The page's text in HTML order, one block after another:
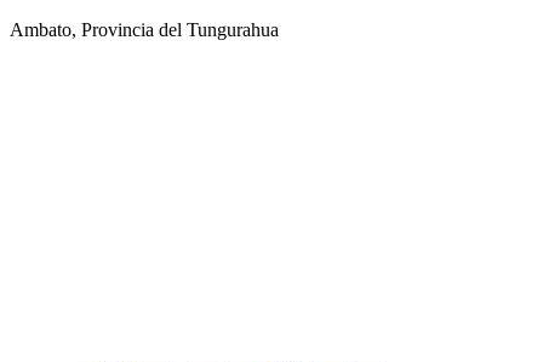
Ambato, Provincia del Tungurahua